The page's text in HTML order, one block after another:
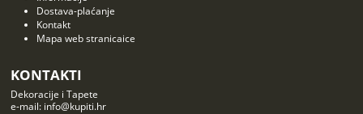
Dostava-plaćanje
Kontakt
Mapa web stranicaice
KONTAKTI
Dekoracije i Tapete
e-mail: info@kupiti.hr